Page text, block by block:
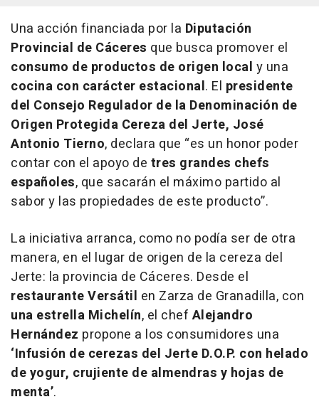
Una acción financiada por la Diputación
Provincial de Cáceres que busca promover el
consumo de productos de origen local y una
cocina con carácter estacional. El presidente
del Consejo Regulador de la Denominación de
Origen Protegida Cereza del Jerte, José
Antonio Tierno, declara que “es un honor poder
contar con el apoyo de tres grandes chefs
españoles, que sacarán el máximo partido al
sabor y las propiedades de este producto”.
La iniciativa arranca, como no podía ser de otra
manera, en el lugar de origen de la cereza del
Jerte: la provincia de Cáceres. Desde el
restaurante Versátil en Zarza de Granadilla, con
una estrella Michelín, el chef Alejandro
Hernández propone a los consumidores una
‘Infusión de cerezas del Jerte D.O.P. con helado
de yogur, crujiente de almendras y hojas de
menta’.